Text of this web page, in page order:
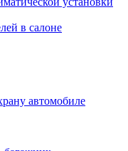
в салоне
автомобиле